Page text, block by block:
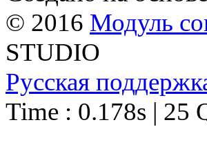
© 2016 Модуль
STUDIO
Русская
Time : 0.178s | 25